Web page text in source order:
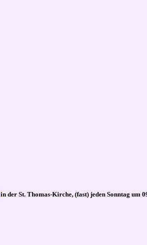
der St. Thomas-Kirche, (fast) jeden Sonntag um